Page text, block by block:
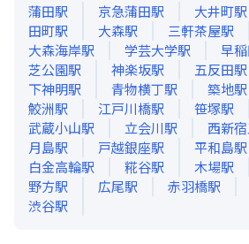
蒲田駅 京急蒲田駅 大井町駅
田町駅 大森駅 三軒茶屋駅
大森海岸駅 学芸大学駅 早
芝公園駅 神楽坂駅 五反田駅
下神明駅 青物横丁駅 築地駅
鮫洲駅 江戸川橋駅 笹塚駅
武蔵小山駅 立会川駅 西新
月島駅 戸越銀座駅 平和島駅
白金高輪駅 糀谷駅 木場駅
野方駅 広尾駅 赤羽橋駅
渋谷駅